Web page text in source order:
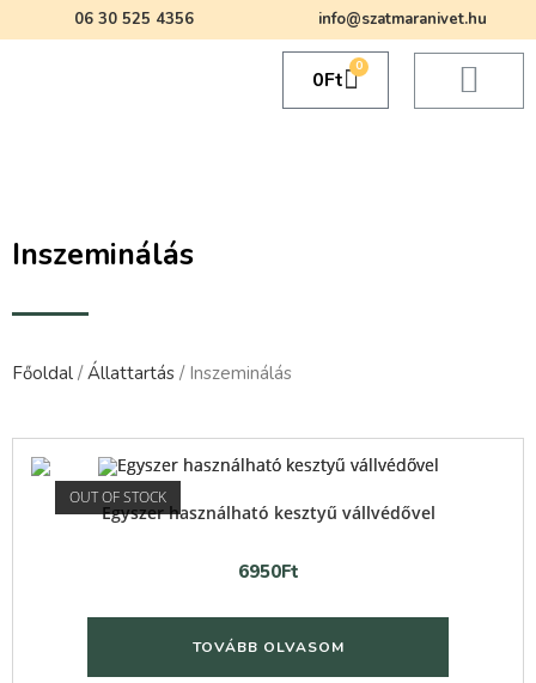
06 30 525 4356 info@szatmaranivet.hu
0Ft
0
Inszeminálás
Főoldal /Állattartás / Inszeminálás
OUT OF STOCK
Egyszer használható kesztyű vállvédővel
6950Ft
TOVÁBB OLVASOM